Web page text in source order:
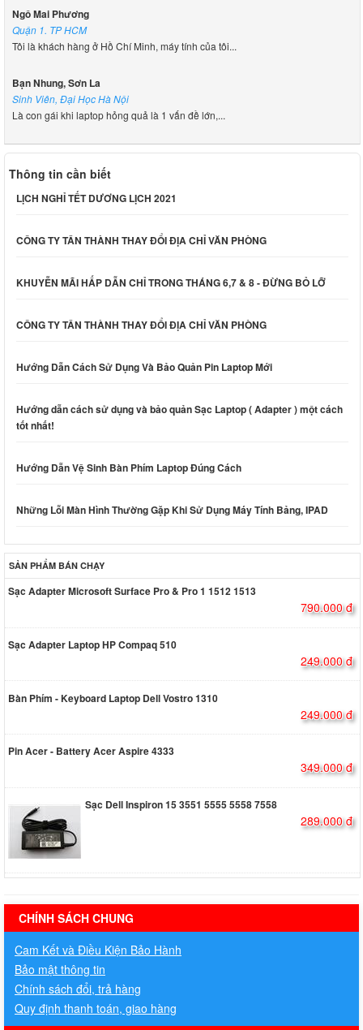
Ngô Mai Phương
Quận 1. TP HCM
Tôi là khách hàng ở Hồ Chí Minh, máy tính của tôi...
Bạn Nhung, Sơn La
Sinh Viên, Đại Học Hà Nội
Là con gái khi laptop hỏng quả là 1 vấn đề lớn,...
Thông tin cần biết
LỊCH NGHỈ TẾT DƯƠNG LỊCH 2021
CÔNG TY TÂN THÀNH THAY ĐỔI ĐỊA CHỈ VĂN PHÒNG
KHUYỄN MÃI HẤP DẪN CHỈ TRONG THÁNG 6,7 & 8 - ĐỪNG BỎ LỠ
CÔNG TY TÂN THÀNH THAY ĐỔI ĐỊA CHỈ VĂN PHÒNG
Hướng Dẫn Cách Sử Dụng Và Bảo Quản Pin Laptop Mới
Hướng dẫn cách sử dụng và bảo quản Sạc Laptop ( Adapter ) một cách
tốt nhất!
Hướng Dẫn Vệ Sinh Bàn Phím Laptop Đúng Cách
Những Lỗi Màn Hình Thường Gặp Khi Sử Dụng Máy Tính Bảng, IPAD
SẢN PHẨM BÁN CHẠY
Sạc Adapter Microsoft Surface Pro & Pro 1 1512 1513
790.000 đ
Sạc Adapter Laptop HP Compaq 510
249.000 đ
Bàn Phím - Keyboard Laptop Dell Vostro 1310
249.000 đ
Pin Acer - Battery Acer Aspire 4333
349.000 đ
Sạc Dell Inspiron 15 3551 5555 5558 7558
289.000 đ
hermes handbags outlet online
CHÍNH SÁCH CHUNG
Cam Kết và Điều Kiện Bảo Hành
Bảo mật thông tin
Chính sách đổi, trả hàng
Quy định thanh toán, giao hàng